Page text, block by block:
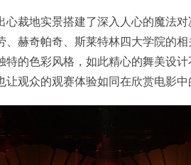
裁地实景搭建了深入人心的魔法对
、赫奇帕奇、斯莱特林四大学院的
特的色彩风格，如此精心的舞美设
观众的观赛体验如同在欣赏电影中